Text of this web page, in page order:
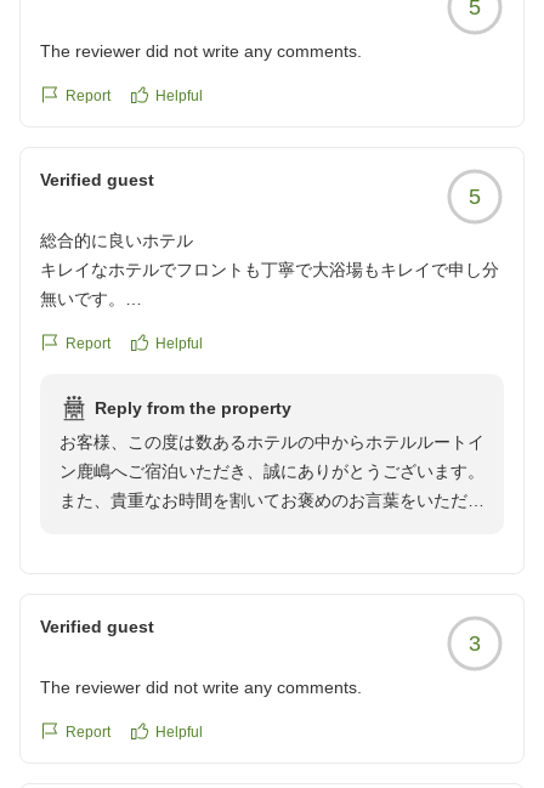
5
The reviewer did not write any comments.
Report Helpful
Verified guest
5
総合的に良いホテル
キレイなホテルでフロントも丁寧で大浴場もキレイで申し分
無いです。
https://review.travel.rakuten.co.jp/hotel/voice/161020?
Report Helpful
Reply from the property
お客様、この度は数あるホテルの中からホテルルートイ
ン鹿嶋へご宿泊いただき、誠にありがとうございます。
また、貴重なお時間を割いてお褒めのお言葉をいただ
大変嬉しく拝読いたしました。
今後もお客様に安心して快適にお過ごしいただけるよ
う、清掃の徹底とスタッフの対応力向上に努めてまいり
Verified guest
3
The reviewer did not write any comments.
Report Helpful